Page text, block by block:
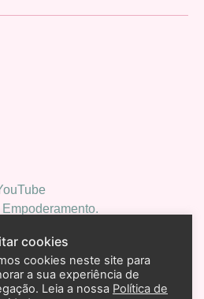
Empoderamento.
cookies
cookies neste site para
a sua experiência de
Leia a nossa Política de